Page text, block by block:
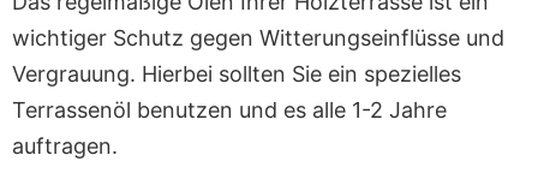
wichtiger Schutz gegen Witterungseinflüsse und
Vergrauung. Hierbei sollten Sie ein spezielles
Terrassenöl benutzen und es alle 1-2 Jahre
auftragen.